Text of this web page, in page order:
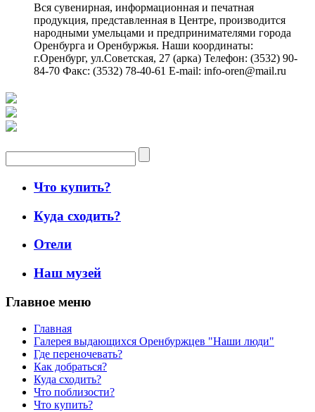
Вся сувенирная, информационная и печатная
продукция, представленная в Центре, производится
народными умельцами и предпринимателями города
Оренбурга и Оренбуржья. Наши координаты:
г.Оренбург, ул.Советская, 27 (арка) Телефон: (3532) 90-
84-70 Факс: (3532) 78-40-61 E-mail: info-oren@mail.ru
Что купить?
Куда сходить?
Отели
Наш музей
Главное меню
Главная
Галерея выдающихся Оренбуржцев "Наши люди"
Где переночевать?
Как добраться?
Куда сходить?
Что поблизости?
Что купить?